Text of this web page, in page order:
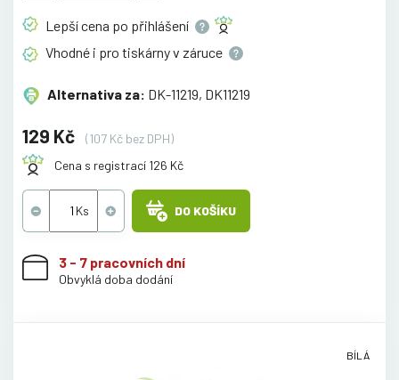
Lepší cena po přihlášení
Vhodné i pro tiskárny v záruce
Alternativa za: DK-11219, DK11219
129 Kč
(107 Kč bez DPH)
Cena s registrací 126 Kč
DO KOŠÍKU
3 - 7 pracovních dní
Obvyklá doba dodání
BÍLÁ